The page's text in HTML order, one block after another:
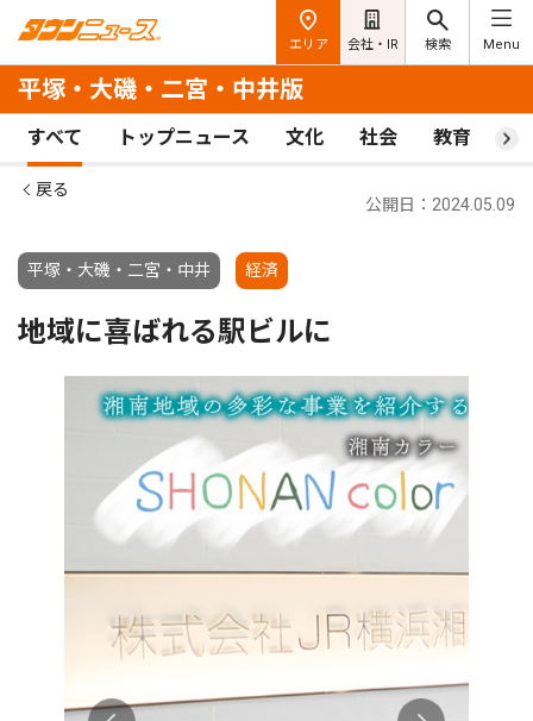
エリア 会社・IR 検索 Menu
平塚・大磯・二宮・中井版
すべて トップニュース 文化 社会 教育 ス
戻る
平塚・大磯・二宮・中井 経済
公開日：2024.05.09
地域に喜ばれる駅ビルに